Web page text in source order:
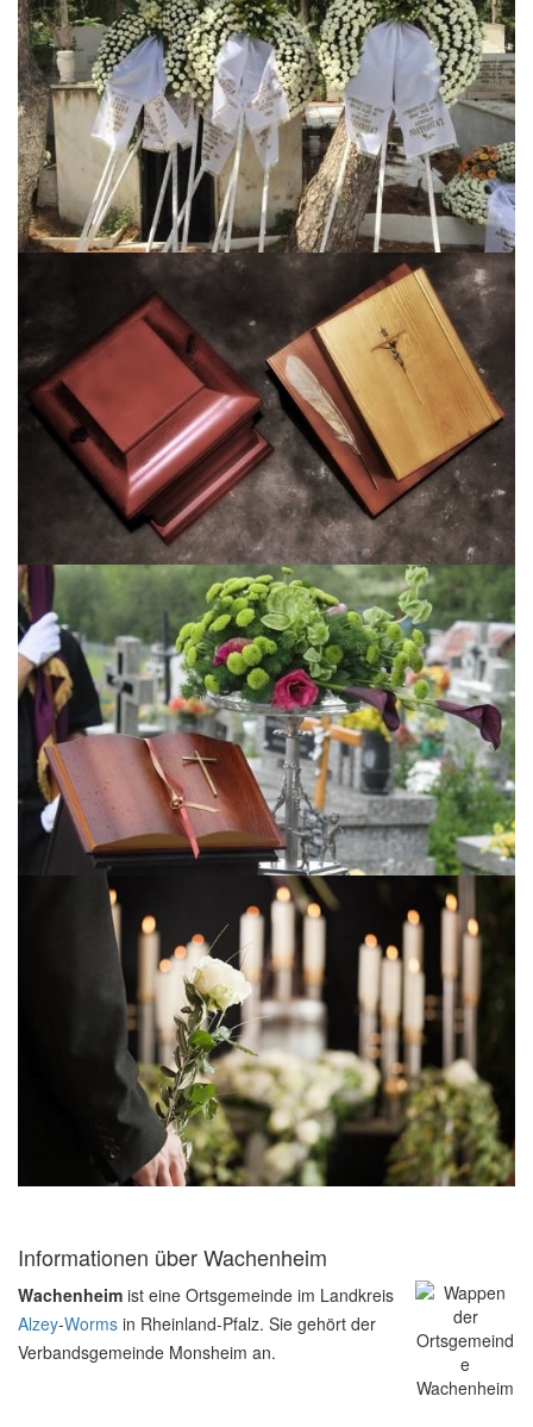
Informationen über Wachenheim
Wachenheim ist eine Ortsgemeinde im Landkreis
Alzey-Worms in Rheinland-Pfalz. Sie gehört der
Verbandsgemeinde Monsheim an.